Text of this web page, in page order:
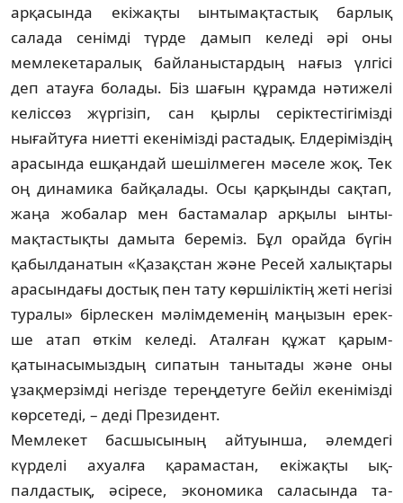
арқасында екіжақты ынтымақ­тастық барлық
салада сенімді түрде дамып келеді әрі оны
мемлекетара­лық байланыс­тар­дың нағыз үлгісі
деп атауға болады. Біз ша­ғын құрамда нәти­же­лі
келіссөз жүргізіп, сан қырлы серік­тес­тігімізді
нығайтуға ниет­ті екенімізді рас­тадық. Елдеріміздің
ара­сын­да еш­қан­дай шешілмеген мәселе жоқ. Тек
оң ди­на­ми­ка байқалады. Осы қарқынды сақтап,
жаңа жобалар мен бастамалар арқылы ын­ты­
мақтастықты дамыта береміз. Бұл орай­да бүгін
қабылданатын «Қазақстан жә­не Ресей халықтары
арасындағы дос­тық пен тату көр­шіліктің жеті негізі
тура­лы» бірлескен мә­лімдеменің маңызын ерек­
ше атап өткім келеді. Аталған құжат қа­рым-
қатынасымыз­дың сипатын таны­та­ды және оны
ұзақ­мер­зімді негізде терең­детуге бейіл екенімізді
көр­сетеді, – деді Президент.
Мемлекет басшысының айтуынша, әлем­дегі
күрделі ахуалға қарамастан, екі­жақты ық­­
палдастық, әсіресе, экономика сала­сында та­